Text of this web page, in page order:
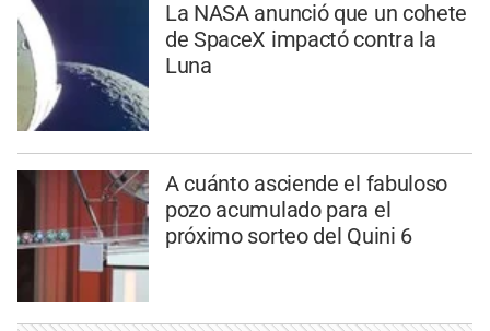
La NASA anunció que un cohete
de SpaceX impactó contra la
Luna
A cuánto asciende el fabuloso
pozo acumulado para el
próximo sorteo del Quini 6